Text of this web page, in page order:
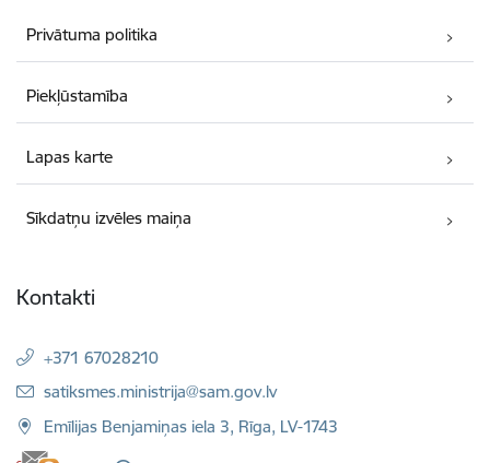
Privātuma politika
Piekļūstamība
Lapas karte
Sīkdatņu izvēles maiņa
Kontakti
+371 67028210
E-pasts:
satiksmes.ministrija@sam.gov.lv
Emīlijas Benjamiņas iela 3, Rīga, LV-1743